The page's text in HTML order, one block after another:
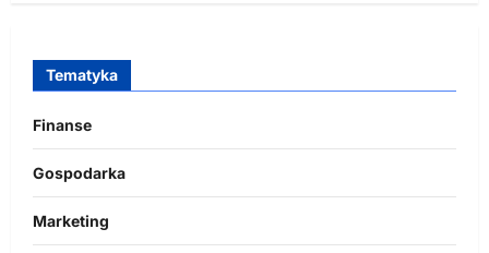
Tematyka
Finanse
Gospodarka
Marketing